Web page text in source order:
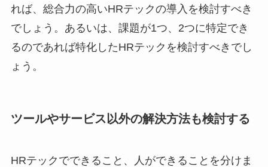
れば、総合力の高いHRテックの導入を検討すべき
でしょう。あるいは、課題が1つ、2つに特定でき
るのであれば特化したHRテックを検討すべきでし
ょう。
ツールやサービス以外の解決方法も検討する
HRテックでできること、人ができることを分けま